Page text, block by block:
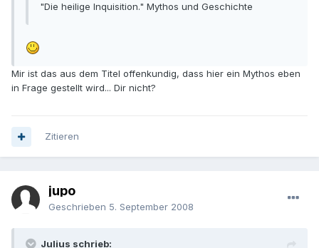
"Die heilige Inquisition." Mythos und Geschichte
Mir ist das aus dem Titel offenkundig, dass hier ein Mythos eben
in Frage gestellt wird... Dir nicht?
Zitieren
jupo
Geschrieben 5. September 2008
Julius schrieb: